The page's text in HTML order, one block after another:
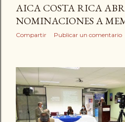
AICA COSTA RICA
NOMINACIONES A
Compartir Publicar un comentario